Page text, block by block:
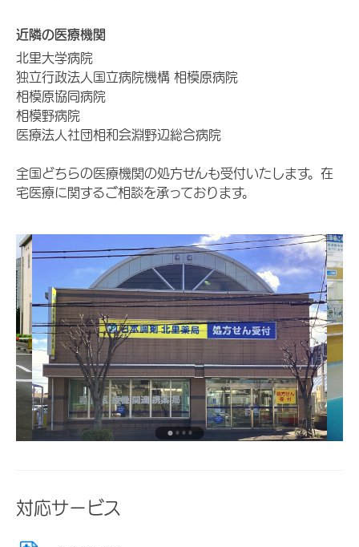
近隣の医療機関
北里大学病院
独立行政法人国立病院機構 相模原病院
相模原協同病院
相模野病院
医療法人社団相和会淵野辺総合病院
全国どちらの医療機関の処方せんも受付いたします。在
宅医療に関するご相談を承っております。
対応サービス